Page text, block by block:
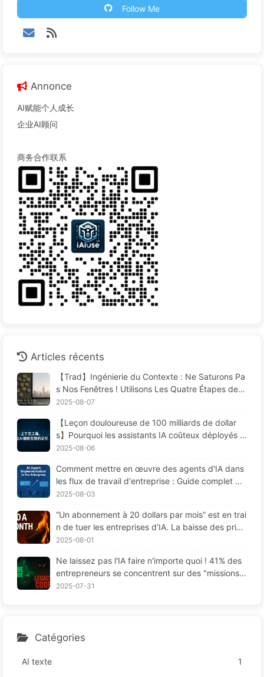
Follow Me
Annonce
AI赋能个人成长
企业AI顾问
商务合作联系
Articles récents
【Trad】Ingénierie du Contexte : Ne Saturons Pa
s Nos Fenêtres ! Utilisons Les Quatre Étapes de R
édaction, Filtrage, Compression et Isolation, Évito
à L'extérieur — Apprenons Lentement L'IA170
2025-08-07
【Leçon douloureuse de 100 milliards de dollar
s】Pourquoi les assistants IA coûteux déployés p
ar les entreprises "oublient" souvent aux moment
d'améliorer leur performance de 90 % ? — Appre
ndre lentement l'IA 169
2025-08-06
Comment mettre en œuvre des agents d'IA dans
les flux de travail d'entreprise : Guide complet po
ur 2025 —— Apprenez l'IA lentement 166
2025-08-03
“Un abonnement à 20 dollars par mois” est en trai
n de tuer les entreprises d’IA. La baisse des prix
des Tokens est une illusion, la vraie dépense en I
2025-08-01
Ne laissez pas l'IA faire n'importe quoi ! 41% des
entrepreneurs se concentrent sur des "missions r
ouges", une technologie insuffisante provoque da
2025-07-31
Catégories
AI texte
1